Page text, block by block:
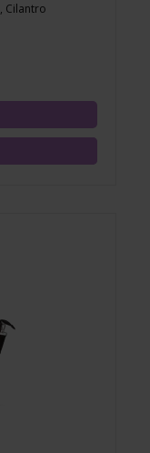
Cilantro